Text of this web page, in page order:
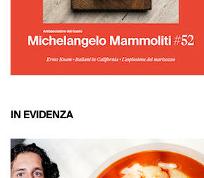
IN EVIDENZA